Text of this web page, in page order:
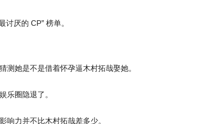
厌的 CP” 榜单。
测她是不是借着怀孕逼木村拓哉娶她。
乐圈隐退了。
响力并不比木村拓哉差多少。